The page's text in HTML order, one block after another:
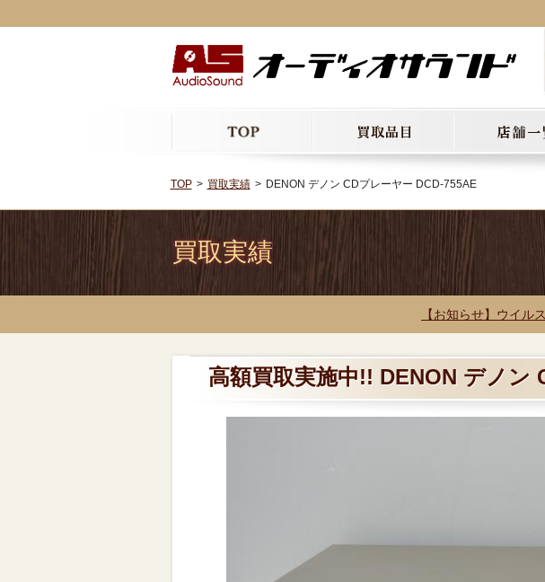
TOP 買取実績 DENON デノン CDプレーヤー DCD-755AE
買取実績
【お知らせ】ウイル
高額買取実施中!! DENON デノン